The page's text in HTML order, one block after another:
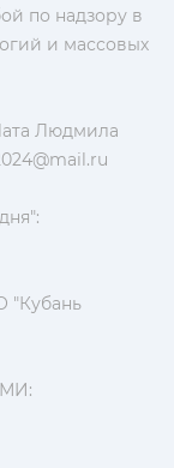
по надзору в
и массовых
Людмила
"Кубань